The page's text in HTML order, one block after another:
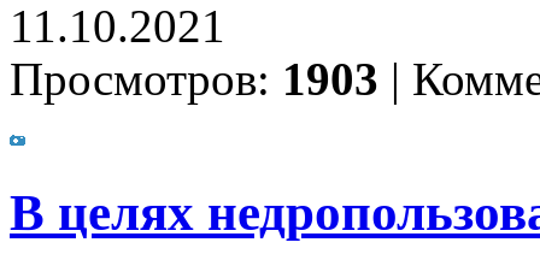
11.10.2021
Просмотров: 1903 |
В целях